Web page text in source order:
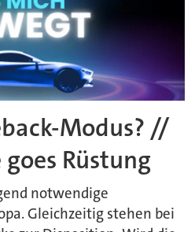
Modus? //
Rüstung
notwendige
Gleichzeitig stehen bei